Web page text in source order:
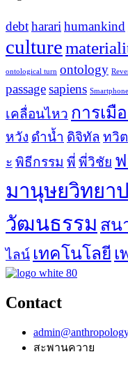
debtharari humankind
culture
ontological turn ontology
passagesapiens Smartphone
เคลื่อนไหว การเมื
หวัง ดำน้ำ ดิจิทัล ทวิ
ะ พิธีกรรม พี่ พี่วิชัย
มานุษยวิทยา
วัฒนธรรม สน
ไลน์ เทคโนโลยี เ
Contact
สะพานควาย